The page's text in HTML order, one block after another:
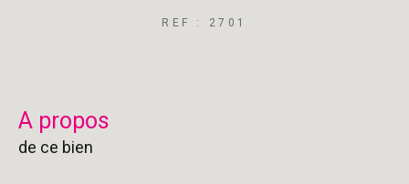
REF : 2701
a propos
de ce bien